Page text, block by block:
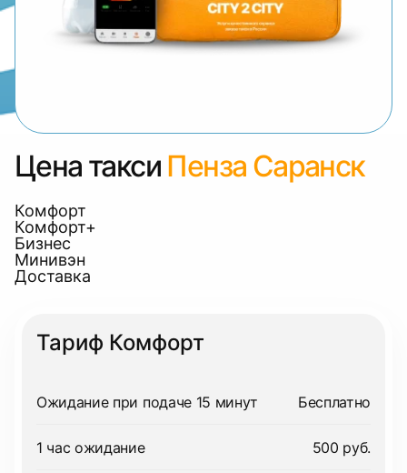
Цена такси Пенза Саранск
Комфорт
Комфорт+
Бизнес
Минивэн
Доставка
Тариф Комфорт
Ожидание при подаче 15 минут Бесплатно
1 час ожидание 500 руб.